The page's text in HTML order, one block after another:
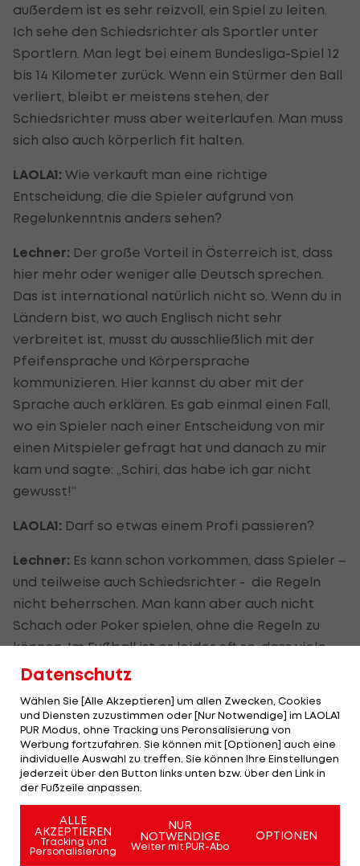
außerdem ist es sehr reizvoll, ein Spiel zu leiten.
Ich sehe den Schiedsrichter als Sportler unter
Sportlern. Man legt bei einem Bundesliga-Spiel 12
bis 14 Kilometer zurück. Wenn ein Stürmer den Ball
verliert, bleibt er meistens stehen, der
Schiedsrichter muss aber weiterlaufen. Man muss
sich also auch körperlich fit halten.
LAOLA1: Wie verkauft man eine richtige
Entscheidung, die die Spieler aufgrund von
Regelunkenntnis anders sehen?
Lechner: Der große Vorteil in Österreich ist, dass
hier mehr oder weniger alle Deutsch sprechen.
Das ist international natürlich nicht so. Wenn du in
Ländern bist, wo auch Englisch nicht sehr
verbreitet ist, musst du ausschließlich mit der
Pfeifensprache und Körpersprache
kommunizieren. Hier kannst du aber mit der
Sprache auch erklären. Es gab einmal einen Fall,
wo ein Spieler nach einer Entscheidung von mir
einen Mitspieler gefragt hat und danach zu mir
kam und sagte: „Schiri, das habe ich gar nicht
gewusst!“
LAOLA1: Darf so etwas einem Profi passieren?
Lechner: Es kann schon vorkommen, dass Spieler –
und teilweise auch Schiedsrichter - die Regeln
nicht beherrschen. Man kann aber auch nicht
Schach oder Poker spielen, ohne die Regeln zu
können. Im Fußball ist es leider oft so, dass viele
einfach spielen, ohne sich mit den Regeln
zu unterschiedlichen Meinungen am Feld und auf
der Tribüne. Im Fußball gibt es auch das Problem,
dass viele Graubereiche bestehen. Nicht jeder
Körperkontakt ist ein Foul. ImTennisist der Ball
entweder draußen oder drinnen. Das ist klar
definiert. Außerdem ist Tennis ein Spiel, das oft
unterbrochen wird. Fußball ist ein dynamisches
Datenschutz
Wählen Sie [Alle Akzeptieren] um allen Zwecken, Cookies
und Diensten zuzustimmen oder [Nur Notwendige] im LAOLA1
PUR Modus, ohne Tracking uns Peronsalisierung von
Werbung fortzufahren. Sie können mit [Optionen] auch eine
individuelle Auswahl zu treffen. Sie können Ihre Einstellungen
jederzeit über den Button links unten bzw. über den Link in
der Fußzeile anpassen.
ALLE
AKZEPTIEREN
Tracking und
Personalisierung
NUR
NOTWENDIGE
Weiter mit PUR-Abo
OPTIONEN